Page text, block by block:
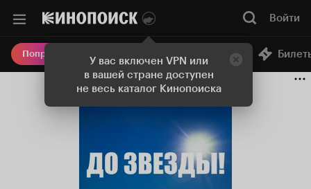
У вас включен VPN или
в вашей стране доступен
не весь каталог Кинопоиска
Войти
Попробовать Плюс Онлайн-кинотеатр